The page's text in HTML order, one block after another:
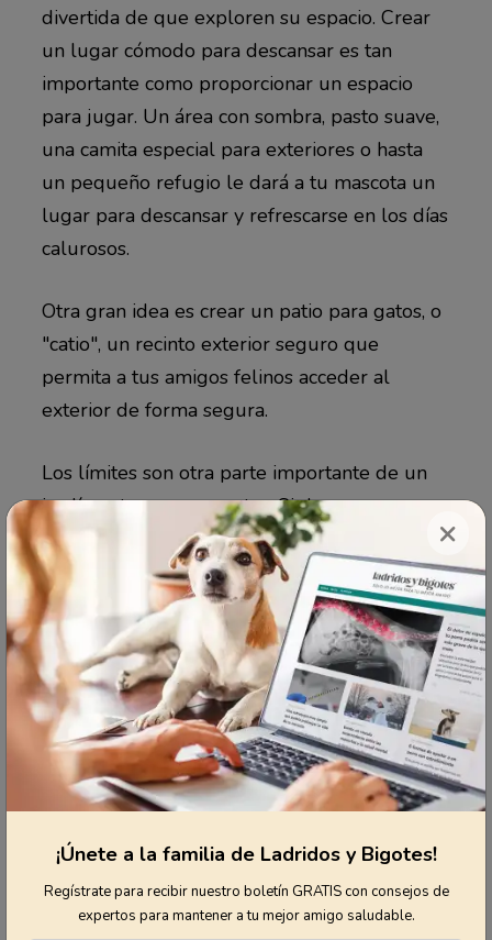
divertida de que exploren su espacio. Crear
un lugar cómodo para descansar es tan
importante como proporcionar un espacio
para jugar. Un área con sombra, pasto suave,
una camita especial para exteriores o hasta
un pequeño refugio le dará a tu mascota un
lugar para descansar y refrescarse en los días
calurosos.
Otra gran idea es crear un patio para gatos, o
"catio", un recinto exterior seguro que
permita a tus amigos felinos acceder al
exterior de forma segura.
Los límites son otra parte importante de un
jardín apto para mascotas. Si deseas
mantener a tu mascota lejos de ciertas áreas,
puedes poner cercas bajas o setos. A algunos
perros les encanta vigilar el patio; puedes
dejar un caminito angosto junto a la cerca
para que exploren sin dañar tus plantas.
OTROS PELIGROS QUE ACECHAN
EN TU JARDÍN
Aunque las plantas son una preocupación
importante, existen otros peligros ocultos
que pueden amenazar la salud de tu
×
¡Únete a la familia de Ladridos y Bigotes!
Regístrate para recibir nuestro boletín GRATIS con consejos de
expertos para mantener a tu mejor amigo saludable.